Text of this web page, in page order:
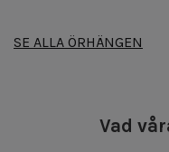
SE ALLA ÖRHÄNGEN
Vad